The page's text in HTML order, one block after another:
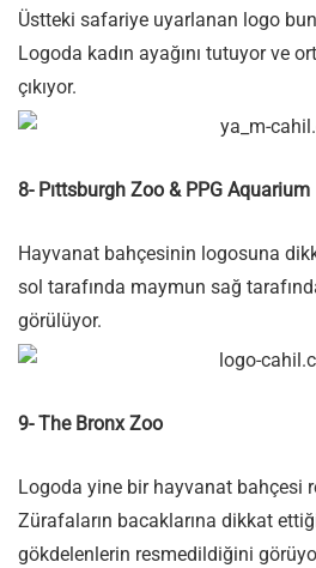
Üstteki safariye uyarlanan logo
Logoda kadın ayağını tutuyor ve
çıkıyor.
8- Pıttsburgh Zoo & PPG Aquarium
Hayvanat bahçesinin logosuna
sol tarafında maymun sağ
görülüyor.
9- The Bronx Zoo
Logoda yine bir hayvanat bahçesi
Zürafaların bacaklarına dikkat
gökdelenlerin resmedildiğini